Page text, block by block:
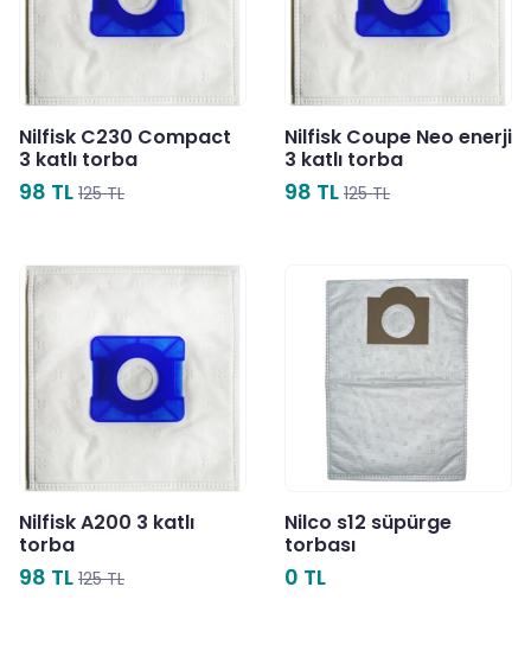
Nilfisk C230 Compact
3 katlı torba
98 TL 125 TL
Nilfisk Coupe Neo enerji
3 katlı torba
98 TL 125 TL
Nilfisk A200 3 katlı
torba
98 TL 125 TL
Nilco s12 süpürge
torbası
0 TL